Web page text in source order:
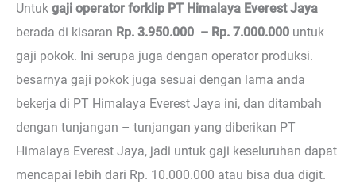
Untuk gaji operator forklip PT Himalaya Everest Jaya
berada di kisaran Rp. 3.950.000 – Rp. 7.000.000 untuk
gaji pokok. Ini serupa juga dengan operator produksi.
besarnya gaji pokok juga sesuai dengan lama anda
bekerja di PT Himalaya Everest Jaya ini, dan ditambah
dengan tunjangan – tunjangan yang diberikan PT
Himalaya Everest Jaya, jadi untuk gaji keseluruhan dapat
mencapai lebih dari Rp. 10.000.000 atau bisa dua digit.